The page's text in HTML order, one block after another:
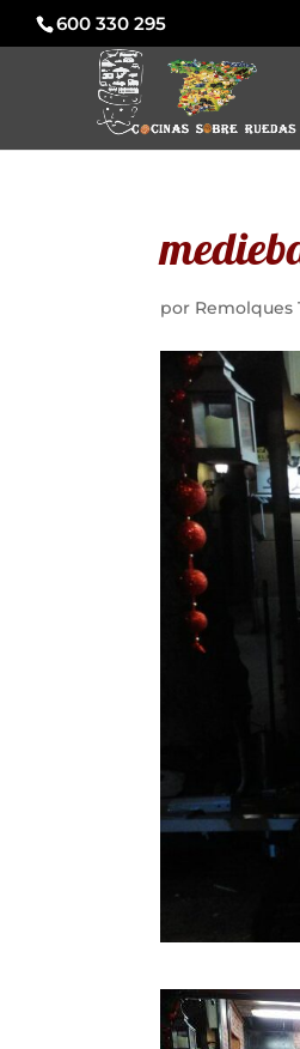
600 330 295
por Remolques